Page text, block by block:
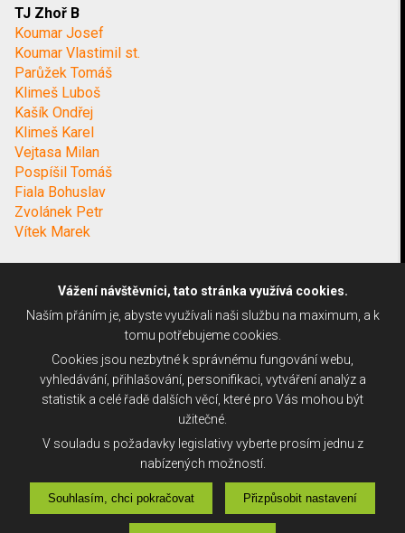
TJ Zhoř B
Koumar Josef
Koumar Vlastimil st.
Parůžek Tomáš
Klimeš Luboš
Kašík Ondřej
Klimeš Karel
Vejtasa Milan
Pospíšil Tomáš
Fiala Bohuslav
Zvolánek Petr
Vítek Marek
Vážení návštěvníci, tato stránka využívá cookies.
Naším přáním je, abyste využívali naši službu na maximum, a k
tomu potřebujeme cookies.
Cookies jsou nezbytné k správnému fungování webu,
vyhledávání, přihlašování, personifikaci, vytváření analýz a
statistik a celé řadě dalších věcí, které pro Vás mohou být
užitečné.
V souladu s požadavky legislativy vyberte prosím jednu z
nabízených možností.
Souhlasím, chci pokračovat Přizpůsobit nastavení